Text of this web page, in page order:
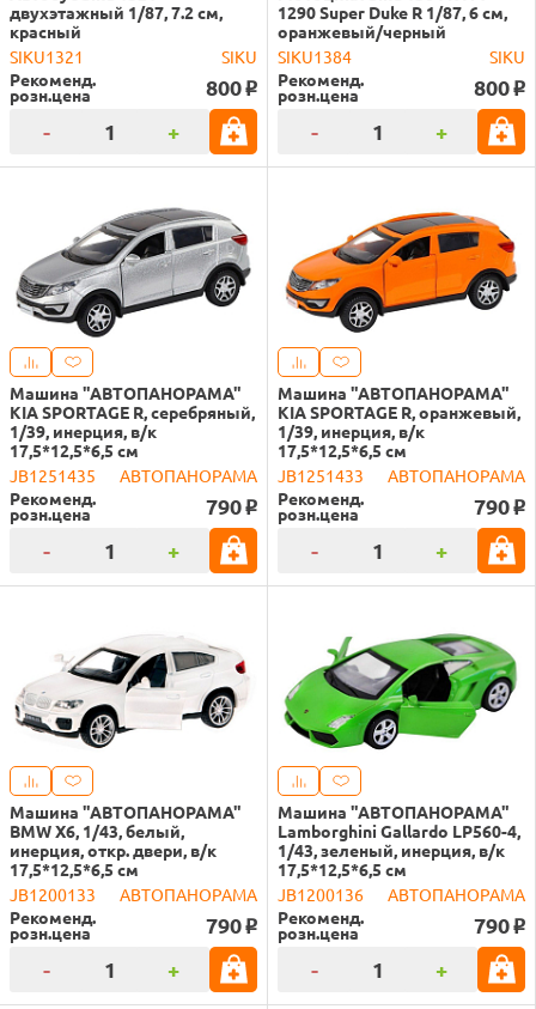
двухэтажный 1/87, 7.2 см,
красный
SIKU1321
SIKU
Рекоменд.
розн.цена 800 o
- +
1290 Super Duke R 1/87, 6 см,
оранжевый/черный
SIKU1384
SIKU
Рекоменд.
розн.цена 800 o
- +
Машина "АВТОПАНОРАМА"
KIA SPORTAGE R, серебряный,
1/39, инерция, в/к
17,5*12,5*6,5 см
JB1251435
АВТОПАНОРАМА
Рекоменд.
розн.цена 790 o
- +
Машина "АВТОПАНОРАМА"
KIA SPORTAGE R, оранжевый,
1/39, инерция, в/к
17,5*12,5*6,5 см
JB1251433
АВТОПАНОРАМА
Рекоменд.
розн.цена 790 o
- +
Машина "АВТОПАНОРАМА"
BMW X6, 1/43, белый,
инерция, откр. двери, в/к
17,5*12,5*6,5 см
JB1200133
АВТОПАНОРАМА
Рекоменд.
розн.цена 790 o
- +
Машина "АВТОПАНОРАМА"
Lamborghini Gallardo LP560-4,
1/43, зеленый, инерция, в/к
17,5*12,5*6,5 см
JB1200136
АВТОПАНОРАМА
Рекоменд.
розн.цена 790 o
- +